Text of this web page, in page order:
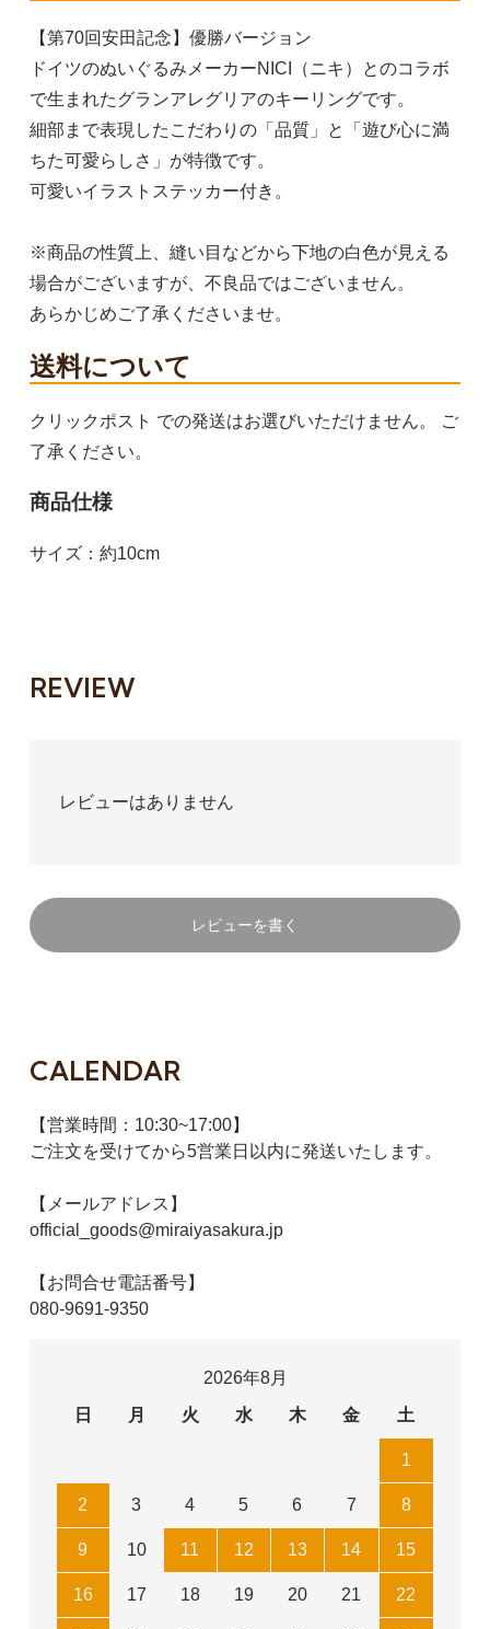
【第70回安田記念】優勝バージョン
ドイツのぬいぐるみメーカーNICI（ニキ）とのコラボ
で生まれたグランアレグリアのキーリングです。
細部まで表現したこだわりの「品質」と「遊び心に満
ちた可愛らしさ」が特徴です。
可愛いイラストステッカー付き。
※商品の性質上、縫い目などから下地の白色が見える
場合がございますが、不良品ではございません。
あらかじめご了承くださいませ。
送料について
クリックポスト での発送はお選びいただけません。
ご
了承ください。
商品仕様
サイズ：約10cm
REVIEW
レビューはありません
レビューを書く
CALENDAR
【営業時間：10:30~17:00】
ご注文を受けてから5営業日以内に発送いたします。
【メールアドレス】
official_goods@miraiyasakura.jp
【お問合せ電話番号】
080-9691-9350
2026年8月
日
月 火 水 木 金 土
1
2 3 4 5 6 7 8
9 10 11 12 13 14 15
16 17 18 19 20 21 22